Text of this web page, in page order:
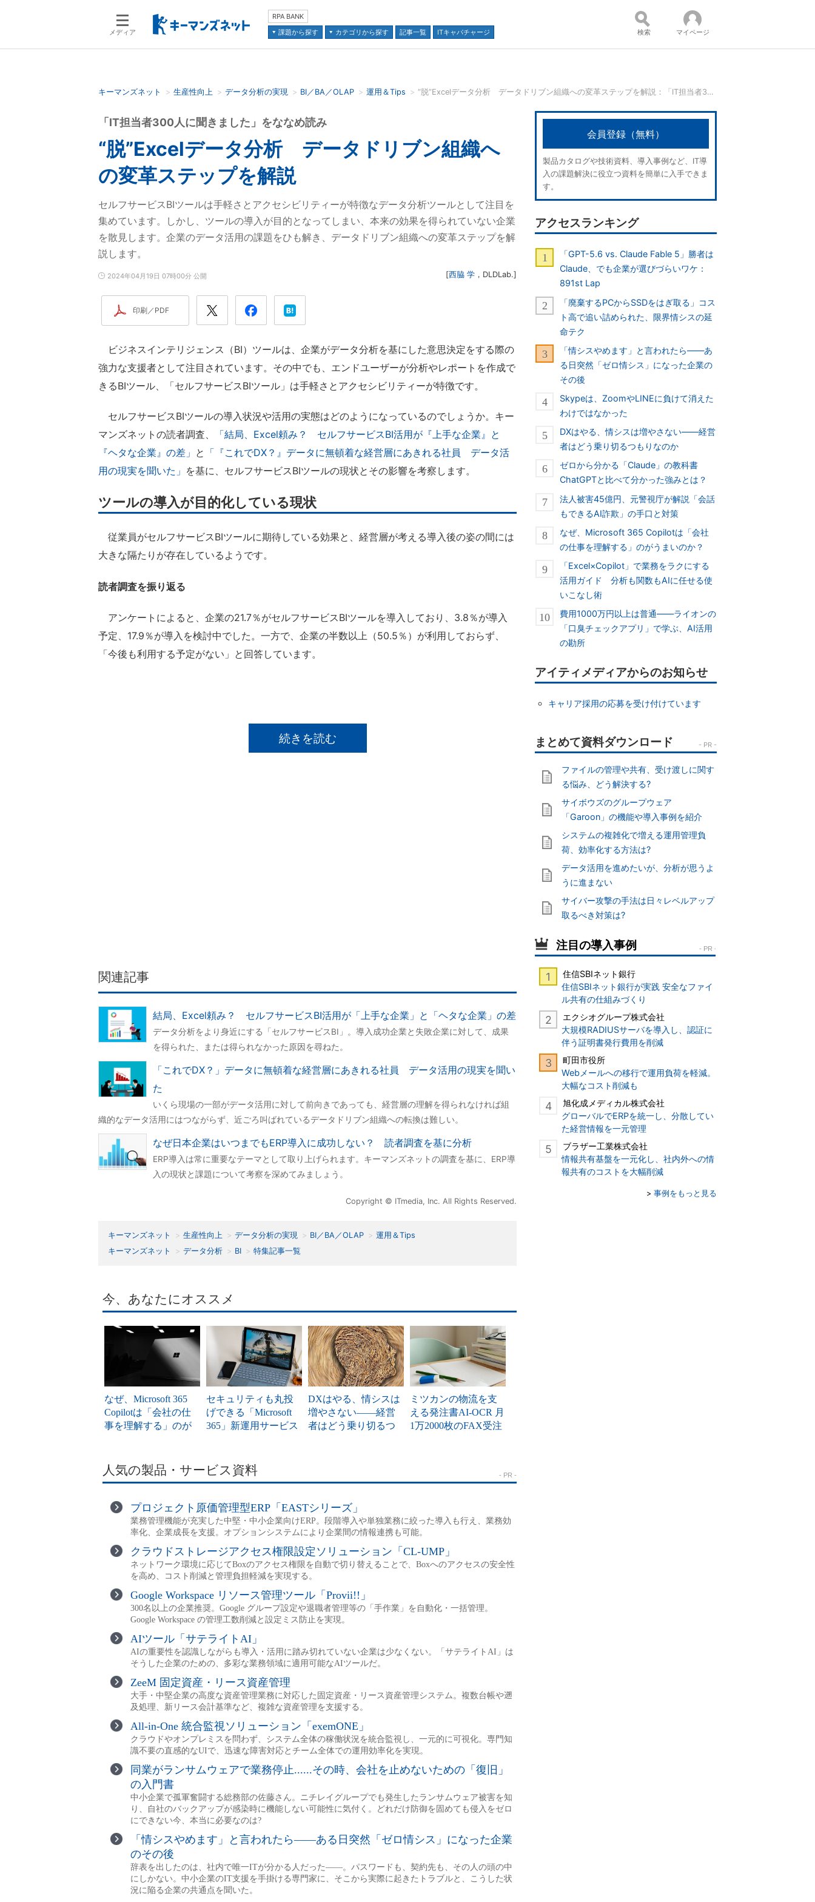
メディア
RPA BANK
課題から探す
カテゴリから探す 記事一覧 ITキャパチャージ
検索語を入力してください コンテンツ：
並び順：
検索 マイページ
キーマンズネット 生産性向上 データ分析の実現 BI／BA／OLAP 運用＆Tips “脱”Excelデータ分析 データドリブン組織への変革ステップを解説：「IT担当者300人に聞きました」をななめ読み
“脱”Excelデータ分析 データドリブン組織へ
の変革ステップを解説
「IT担当者300人に聞きました」をななめ読み
セルフサービスBIツールは手軽さとアクセシビリティーが特徴なデータ分析ツールとして注目を
集めています。しかし、ツールの導入が目的となってしまい、本来の効果を得られていない企業
を散見します。企業のデータ活用の課題をひも解き、データドリブン組織への変革ステップを解
説します。
2024年04月19日 07時00分 公開 [西脇 学 ， DLDLab.]
印刷／PDF
ビジネスインテリジェンス（BI）ツールは、企業がデータ分析を基にした意思決定をする際の
強力な支援者として注目されています。その中でも、エンドユーザーが分析やレポートを作成で
きるBIツール、「セルフサービスBIツール」は手軽さとアクセシビリティーが特徴です。
セルフサービスBIツールの導入状況や活用の実態はどのようになっているのでしょうか。キー
マンズネットの読者調査、
「結局、Excel頼み？ セルフサービスBI活用が『上手な企業』と
『ヘタな企業』の差」 と 「『これでDX？』データに無頓着な経営層にあきれる社員 データ活
用の現実を聞いた」 を基に、セルフサービスBIツールの現状とその影響を考察します。
ツールの導入が目的化している現状
従業員がセルフサービスBIツールに期待している効果と、経営層が考える導入後の姿の間には
大きな隔たりが存在しているようです。
読者調査を振り返る
アンケートによると、企業の21.7％がセルフサービスBIツールを導入しており、3.8％が導入
予定、17.9％が導入を検討中でした。一方で、企業の半数以上（50.5％）が利用しておらず、
「今後も利用する予定がない」と回答しています。
続きを読む
関連記事
結局、Excel頼み？ セルフサービスBI活用が「上手な企業」と「ヘタな企業」の差
データ分析をより身近にする「セルフサービスBI」。導入成功企業と失敗企業に対して、成果
を得られた、または得られなかった原因を尋ねた。
「これでDX？」データに無頓着な経営層にあきれる社員 データ活用の現実を聞い
た
いくら現場の一部がデータ活用に対して前向きであっても、経営層の理解を得られなければ組
織的なデータ活用にはつながらず、近ごろ叫ばれているデータドリブン組織への転換は難しい。
なぜ日本企業はいつまでもERP導入に成功しない？ 読者調査を基に分析
ERP導入は常に重要なテーマとして取り上げられます。キーマンズネットの調査を基に、ERP導
入の現状と課題について考察を深めてみましょう。
Copyright © ITmedia, Inc. All Rights Reserved.
キーマンズネット 生産性向上 データ分析の実現 BI／BA／OLAP
運用＆Tips
キーマンズネット
データ分析 BI 特集記事一覧
会員登録（無料）
製品カタログや技術資料、導入事例など、IT導
入の課題解決に役立つ資料を簡単に入手できま
す。
アクセスランキング
「GPT-5.6 vs. Claude Fable 5」勝者は
Claude、でも企業が選びづらいワケ：
891st Lap
「廃棄するPCからSSDをはぎ取る」コス
ト高で追い詰められた、限界情シスの延
命テク
「情シスやめます」と言われたら――あ
る日突然「ゼロ情シス」になった企業の
その後
Skypeは、ZoomやLINEに負けて消えた
わけではなかった
DXはやる、情シスは増やさない――経営
者はどう乗り切るつもりなのか
ゼロから分かる「Claude」の教科書
ChatGPTと比べて分かった強みとは？
法人被害45億円、元警視庁が解説「会話
もできるAI詐欺」の手口と対策
なぜ、Microsoft 365 Copilotは「会社
の仕事を理解する」のがうまいのか？
「Excel×Copilot」で業務をラクにする
活用ガイド 分析も関数もAIに任せる使
いこなし術
費用1000万円以上は普通――ライオンの
「口臭チェックアプリ」で学ぶ、AI活用
の勘所
アイティメディアからのお知らせ
キャリア採用の応募を受け付けています
ファイルの管理や共有、受け渡しに関す
る悩み、どう解決する?
サイボウズのグループウェア
「Garoon」の機能や導入事例を紹介
システムの複雑化で増える運用管理負
荷、効率化する方法は?
データ活用を進めたいが、分析が思うよ
うに進まない
サイバー攻撃の手法は日々レベルアップ
取るべき対策は?